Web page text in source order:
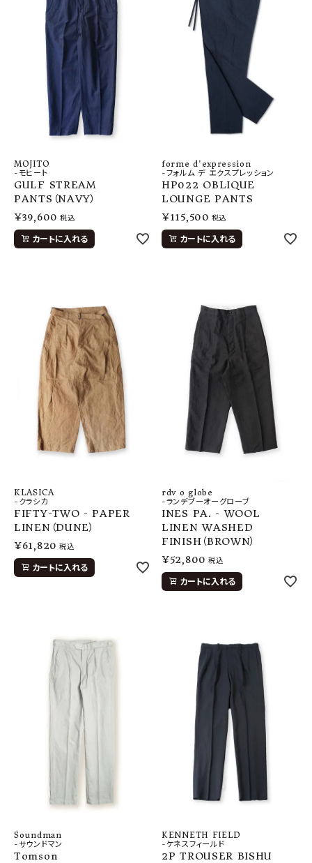
MOJITO
-モヒート
GULF STREAM
PANTS（NAVY）
¥39,600 税込
カートに入れる
forme d'expression
-フォルム デ エクスプレッション
HP022 OBLIQUE
LOUNGE PANTS
¥115,500 税込
カートに入れる
KLASICA
-クラシカ
FIFTY-TWO - PAPER
LINEN（DUNE）
¥61,820 税込
カートに入れる
rdv o globe
-ランデブーオーグローブ
INES PA. - WOOL
LINEN WASHED
FINISH（BROWN）
¥52,800 税込
カートに入れる
Soundman
-サウンドマン
Tomson
KENNETH FIELD
-ケネスフィールド
2P TROUSER BISHU